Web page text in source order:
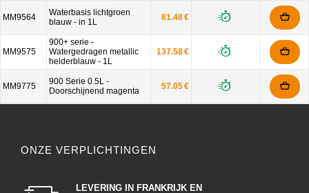
MM9564
Waterbasis lichtgroen
blauw - in 1L
81.48 €
MM9575
900+ serie -
Watergedragen metallic
helderblauw - 1L
137.58 €
MM9775
900 Serie 0.5L -
Doorschijnend magenta
57.05 €
ONZE VERPLICHTINGEN
LEVERING IN FRANKRIJK EN